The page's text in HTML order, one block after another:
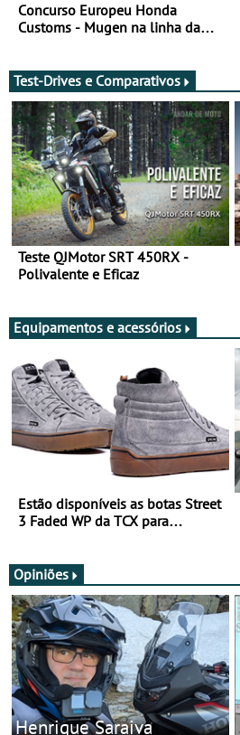
Concurso Europeu Honda
Customs - Mugen na linha da
Test-Drives e Comparativos
Teste QJMotor SRT 450RX -
Polivalente e Eficaz
Equipamentos e acessórios
Estão disponíveis as botas Street
3 Faded WP da TCX para
Opiniões
Henrique Saraiva